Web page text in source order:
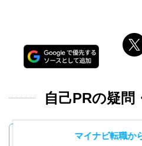
自己PRの疑問
自己PRがない
マイナビ転職か